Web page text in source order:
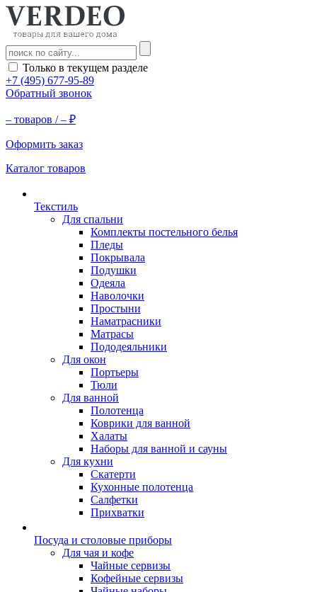
Только в текущем разделе
+7 (495) 677-95-89
Обратный звонок
– товаров /– ₽
Оформить заказ
Каталог товаров
Текстиль
Для спальни
Комплекты постельного белья
Пледы
Покрывала
Подушки
Одеяла
Наволочки
Простыни
Наматрасники
Матрасы
Пододеяльники
Для окон
Портьеры
Тюли
Для ванной
Полотенца
Коврики для ванной
Халаты
Наборы для ванной и сауны
Для кухни
Скатерти
Кухонные полотенца
Салфетки
Прихватки
Посуда и столовые приборы
Для чая и кофе
Чайные сервизы
Кофейные сервизы